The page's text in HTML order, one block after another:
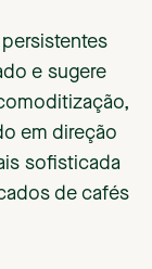
e sugere
em direção
sofisticada
de cafés